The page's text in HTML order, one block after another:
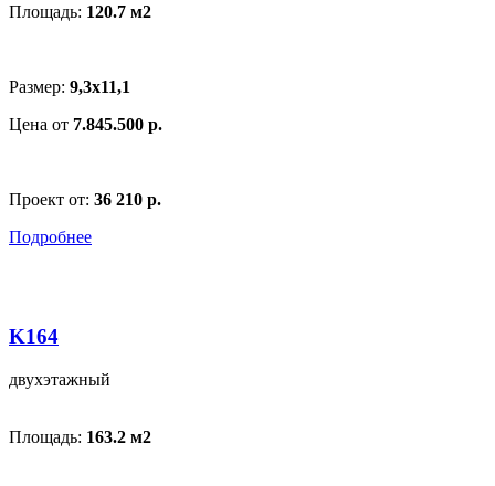
Площадь: 120.7 м2
Размер: 9,3x11,1
Цена от 7.845.500 р.
Проект от: 36 210 р.
Подробнее
K164
двухэтажный
Площадь: 163.2 м2